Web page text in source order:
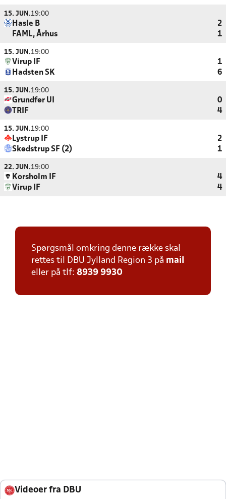
15. JUN.19:00
Hasle B
2
FAML, Århus
1
15. JUN.19:00
Virup IF
1
Hadsten SK
6
15. JUN.19:00
Grundfør UI
0
TRIF
4
15. JUN.19:00
Lystrup IF
2
Skødstrup SF (2)
1
22. JUN.19:00
Korsholm IF
4
Virup IF
4
Spørgsmål omkring denne række skal
rettes til DBU Jylland Region 3 på mail
eller på tlf: 8939 9930
Videoer fra DBU